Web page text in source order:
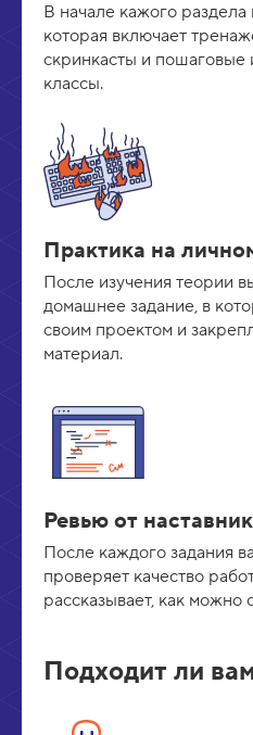
В начале кажого
которая включает
скринкасты и пошаговые
классы.
Практика на
После изучения теории
домашнее задание, в
своим проектом и
материал.
Ревью от
После каждого задания
проверяет качество
рассказывает, как можно
Подходит ли